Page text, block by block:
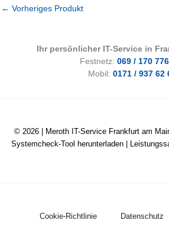
← Vorheriges Produkt
Ihr persönlicher IT-Service in
Festnetz: 069 / 170
Mobil: 0171 / 937 62
© 2026 | Meroth IT-Service Frankfurt am
Systemcheck-Tool herunterladen
Cookie-Richtlinie Datenschutz